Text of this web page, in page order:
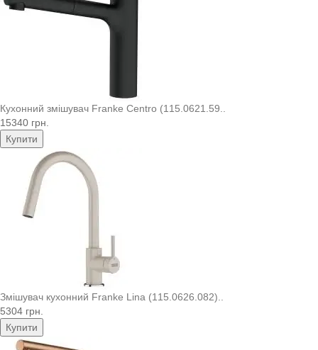
Кухонний змішувач Franke Centro (115.0621.59..
15340 грн.
Купити
Змішувач кухонний Franke Lina (115.0626.082)..
5304 грн.
Купити